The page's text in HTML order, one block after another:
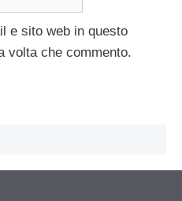
e sito web in questo
volta che commento.